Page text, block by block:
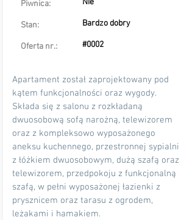
Piwnica:
Stan:
Oferta nr.:
Nie
Bardzo dobry
#0002
Apartament został zaprojektowany pod
kątem funkcjonalności oraz wygody.
Składa się z salonu z rozkładaną
dwuosobową sofą narożną, telewizorem
oraz z kompleksowo wyposażonego
aneksu kuchennego, przestronnej sypialni
z łóżkiem dwuosobowym, dużą szafą oraz
telewizorem, przedpokoju z funkcjonalną
szafą, w pełni wyposażonej łazienki z
prysznicem oraz tarasu z ogrodem,
leżakami i hamakiem.